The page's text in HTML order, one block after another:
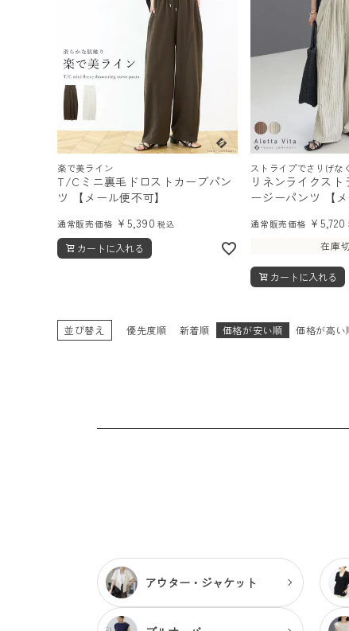
楽で美ライン
T/Cミニ裏毛ドロストカーブパン
ツ 【メール便不可】
通常販売価格 ¥ 5,390 税込
カートに入れる
ストライプでさりげな
リネンライクスト
ージーパンツ 【メ
通常販売価格 ¥5,720
在庫
カートに入れる
並び替え 優先度順 新着順 価格が安い順 価格が高い
アウター・ ジャケット